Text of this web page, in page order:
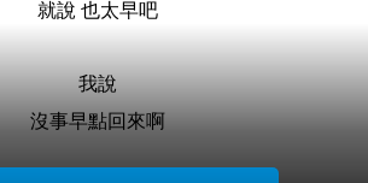
就說 也太早吧
我說
沒事早點回來啊